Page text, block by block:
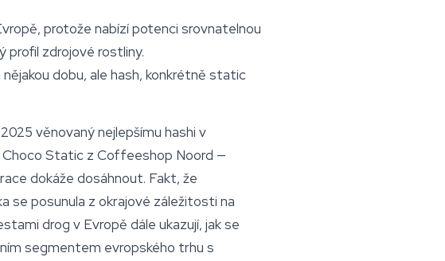
protože nabízí potenci srovnatelnou
profil zdrojové rostliny.
dobu, ale hash, konkrétně static
věnovaný nejlepšímu hashi v
Static z Coffeeshop Noord —
dokáže dosáhnout. Fakt, že
se posunula z okrajové záležitosti na
drog v Evropě dále ukazují, jak se
segmentem evropského trhu s